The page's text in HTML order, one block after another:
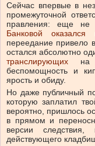
Сейчас впервые в
промежуточной
правления: еще не
Банковой оказался
переедание привело
остался абсолютно
транслирующих на
беспомощность и
ярость и обиду.
Но даже публичный
которую заплатил
вероятно, пришлось
в прямом и
версии
действующего